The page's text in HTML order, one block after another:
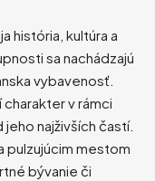
história, kultúra a
sa nachádzajú
vybavenosť.
v rámci
najživších častí.
pulzujúcim mestom
bývanie či